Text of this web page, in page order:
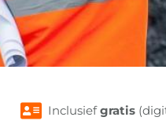
Inclusiefgratis